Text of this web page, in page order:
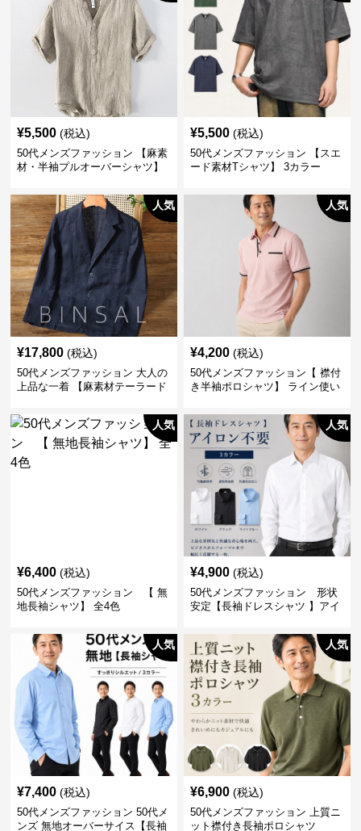
¥5,500 (税込)
50代メンズファッション 【麻素
材・半袖プルオーバーシャツ】
¥5,500 (税込)
50代メンズファッション 【スエ
ード素材Tシャツ】 3カラー
人気
¥17,800 (税込)
50代メンズファッション 大人の
上品な一着 【麻素材テーラード
人気
¥4,200 (税込)
50代メンズファッション【 襟付
き半袖ポロシャツ】 ライン使い
人気
¥6,400 (税込)
50代メンズファッション 【 無
地長袖シャツ】 全4色
人気
¥4,900 (税込)
50代メンズファッション 形状
安定【長袖ドレスシャツ 】アイ
人気
¥7,400 (税込)
50代メンズファッション 50代メ
ンズ 無地オーバーサイス【長袖
人気
¥6,900 (税込)
50代メンズファッション 上質ニ
ット襟付き長袖ポロシャツ